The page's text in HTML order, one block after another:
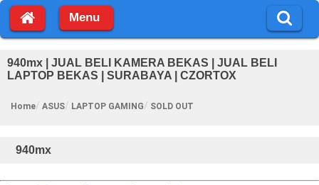
Menu
940mx | JUAL BELI KAMERA BEKAS | JUAL BELI
LAPTOP BEKAS | SURABAYA | CZORTOX
Home ASUS LAPTOP GAMING SOLD OUT
940mx